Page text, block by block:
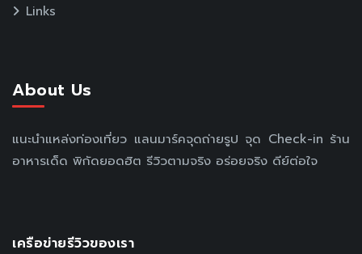
Links
About Us
แนะนำแหล่งท่องเที่ยว แลนมาร์คจุดถ่ายรูป จุด Check-in ร้าน
อาหารเด็ด พิกัดยอดฮิต รีวิวตามจริง อร่อยจริง ดีย์ต่อใจ
เครือข่ายรีวิวของเรา